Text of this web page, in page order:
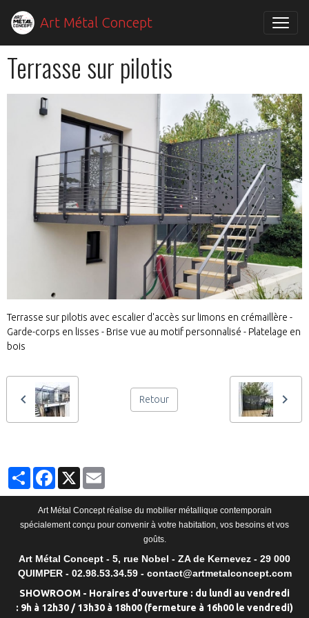
Art Métal Concept
Terrasse sur pilotis
Terrasse sur pilotis avec escalier d'accès sur limons en crémaillère -
Garde-corps en lisses - Brise vue au motif personnalisé - Platelage en
bois
Retour
PartagerFacebook
X
Art Métal Concept réalise du mobilier métallique contemporain
spécialement conçu pour convenir à votre habitation, vos besoins et vos
goûts.
Art Métal Concept - 5, rue Nobel - ZA de Kernevez - 29 000
QUIMPER - 02.98.53.34.59 - contact@artmetalconcept.com
SHOWROOM - Horaires d'ouverture : du lundi au vendredi
: 9h à 12h30 / 13h30 à 18h00 (fermeture à 16h00 le vendredi)